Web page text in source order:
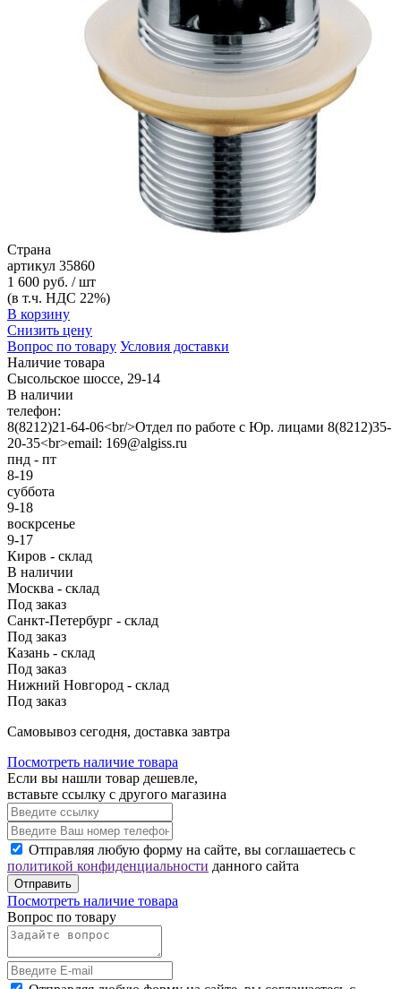
Страна
артикул 35860
1 600 руб. / шт
(в т.ч. НДС 22%)
В корзину
Снизить цену
Вопрос по товару Условия доставки
Наличие товара
Сысольское шоссе, 29-14
В наличии
телефон:
8(8212)21-64-06<br/>Отдел по работе с Юр. лицами 8(8212)35-
20-35<br>email: 169@algiss.ru
пнд - пт
8-19
суббота
9-18
воскрсенье
9-17
Киров - склад
В наличии
Москва - склад
Под заказ
Санкт-Петербург - склад
Под заказ
Казань - склад
Под заказ
Нижний Новгород - склад
Под заказ
Cамовывоз сегодня, доставка завтра
Посмотреть наличие товара
Если вы нашли товар дешевле,
вставьте ссылку с другого магазина
Отправляя любую форму на сайте, вы соглашаетесь с
политикой конфиденциальности данного сайта
Отправить
Посмотреть наличие товара
Вопрос по товару